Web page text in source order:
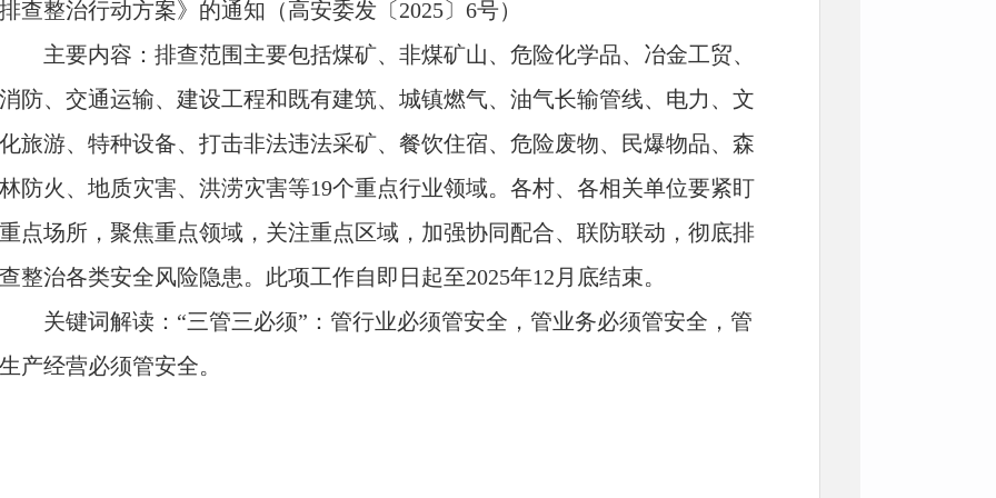
排查整治行动方案》的通知（高安委发〔2025〕6号）
主要内容：排查范围主要包括煤矿、非煤矿山、危险化学品、冶金工贸、
消防、交通运输、建设工程和既有建筑、城镇燃气、油气长输管线、电力、文
化旅游、特种设备、打击非法违法采矿、餐饮住宿、危险废物、民爆物品、森
林防火、地质灾害、洪涝灾害等19个重点行业领域。各村、各相关单位要紧盯
重点场所，聚焦重点领域，关注重点区域，加强协同配合、联防联动，彻底排
查整治各类安全风险隐患。此项工作自即日起至2025年12月底结束。
关键词解读：“三管三必须”：管行业必须管安全，管业务必须管安全，管
生产经营必须管安全。